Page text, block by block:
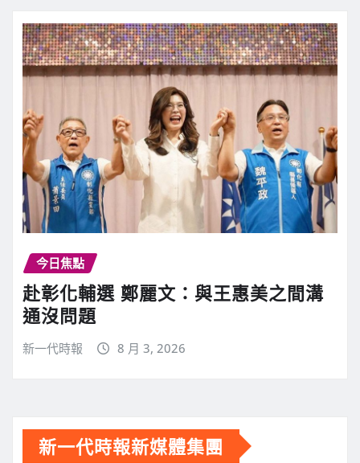
今日焦點
赴彰化輔選 鄭麗文：與王惠美之間溝
通沒問題
新一代時報 8 月 3, 2026
新一代時報新媒體集團